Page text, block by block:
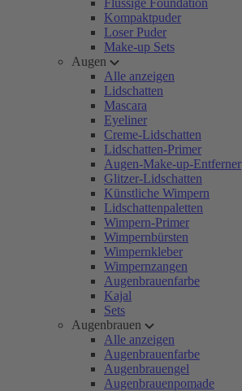
Flüssige Foundation
Kompaktpuder
Loser Puder
Make-up Sets
Augen
Alle anzeigen
Lidschatten
Mascara
Eyeliner
Creme-Lidschatten
Lidschatten-Primer
Augen-Make-up-Entferner
Glitzer-Lidschatten
Künstliche Wimpern
Lidschattenpaletten
Wimpern-Primer
Wimpernbürsten
Wimpernkleber
Wimpernzangen
Augenbrauenfarbe
Kajal
Sets
Augenbrauen
Alle anzeigen
Augenbrauenfarbe
Augenbrauengel
Augenbrauenpomade